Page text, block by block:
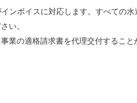
ンボイスに対応します。すべての水
い。
の適格請求書を代理交付すること